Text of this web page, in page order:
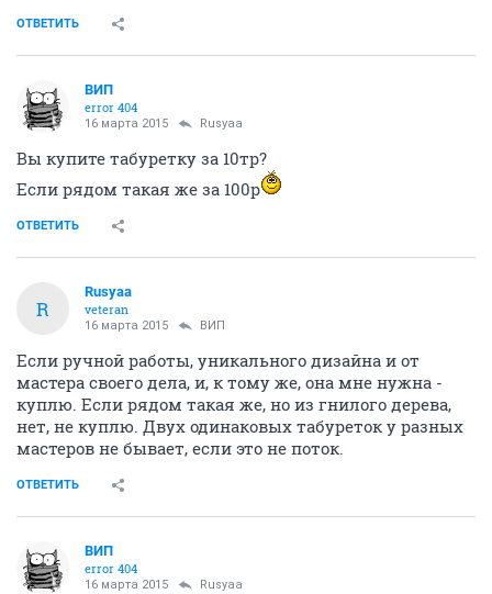
ОТВЕТИТЬ
ВИП
error 404
16 марта 2015 Rusyaa
Вы купите табуретку за 10тр?
Если рядом такая же за 100р
ОТВЕТИТЬ
R
Rusyaa
veteran
16 марта 2015 ВИП
Если ручной работы, уникального дизайна и от
мастера своего дела, и, к тому же, она мне нужна -
куплю. Если рядом такая же, но из гнилого дерева,
нет, не куплю. Двух одинаковых табуреток у разных
мастеров не бывает, если это не поток.
ОТВЕТИТЬ
ВИП
error 404
16 марта 2015 Rusyaa